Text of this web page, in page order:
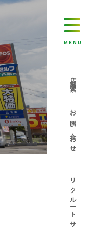
MENU
店舗検索
お問い合わせ
リクルートサイト